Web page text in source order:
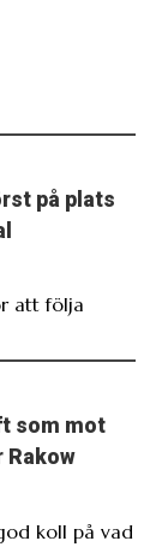
på plats
att följa
som mot
Rakow
koll på vad